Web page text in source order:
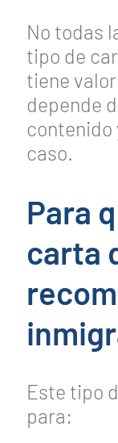
No todas
tipo de
tiene
depende
contenido
caso.
Para
carta
Este tipo
para: